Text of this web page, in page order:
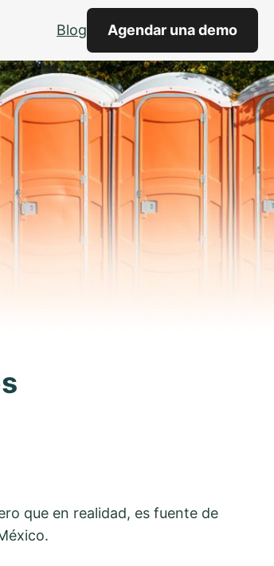
Blog Agendar una demo
que en realidad, es fuente de